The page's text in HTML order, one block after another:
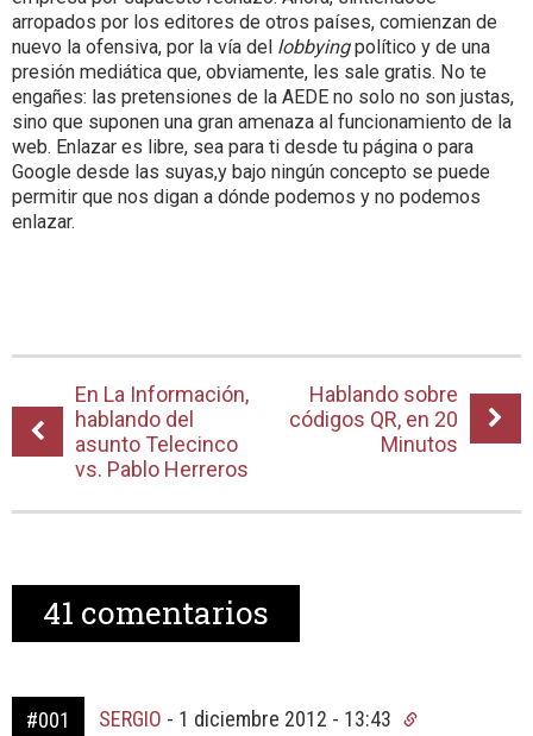
arropados por los editores de otros países, comienzan de
nuevo la ofensiva, por la vía del lobbyingpolítico y de una
presión mediática que, obviamente, les sale gratis. No te
engañes: las pretensiones de la AEDE no solo no son justas,
sino que suponen una gran amenaza al funcionamiento de la
web. Enlazar es libre, sea para ti desde tu página o para
Google desde las suyas,y bajo ningún concepto se puede
permitir que nos digan a dónde podemos y no podemos
enlazar.
En La Información,
hablando del
asunto Telecinco
vs. Pablo Herreros
Hablando sobre
códigos QR, en 20
Minutos
41 comentarios
#001 SERGIO - 1 diciembre 2012 - 13:43